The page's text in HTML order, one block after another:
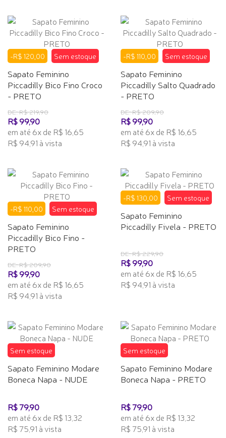
-R$ 120,00 Sem estoque
Sapato Feminino
Piccadilly Bico Fino Croco
- PRETO
DE: R$ 219,90
R$ 99,90
em até 6x de R$ 16,65
R$ 94,91 à vista
-R$ 110,00 Sem estoque
Sapato Feminino
Piccadilly Salto Quadrado
- PRETO
DE: R$ 209,90
R$ 99,90
em até 6x de R$ 16,65
R$ 94,91 à vista
-R$ 110,00 Sem estoque
Sapato Feminino
Piccadilly Bico Fino -
PRETO
DE: R$ 209,90
R$ 99,90
em até 6x de R$ 16,65
R$ 94,91 à vista
-R$ 130,00 Sem estoque
Sapato Feminino
Piccadilly Fivela - PRETO
DE: R$ 229,90
R$ 99,90
em até 6x de R$ 16,65
R$ 94,91 à vista
Sem estoque
Sapato Feminino Modare
Boneca Napa - NUDE
R$ 79,90
em até 6x de R$ 13,32
R$ 75,91 à vista
Sem estoque
Sapato Feminino Modare
Boneca Napa - PRETO
R$ 79,90
em até 6x de R$ 13,32
R$ 75,91 à vista